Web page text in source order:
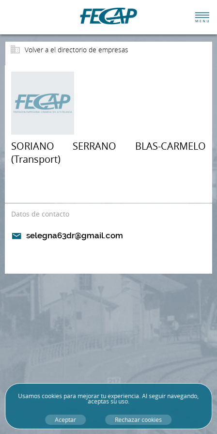
Volver a el directorio de empresas
SORIANO SERRANO BLAS-CARMELO
(Transport)
Datos de contacto
selegna63dr@gmail.com
Usamoscookies para mejorar tu experiencia. Al seguir navegando,
aceptas su uso.
Aceptar Rechazar cookies